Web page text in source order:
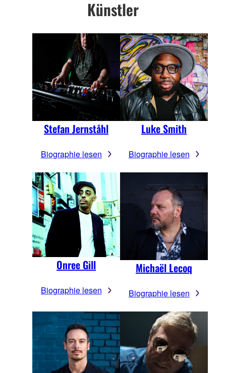
Künstler
Stefan Jernståhl
Biographie lesen
Luke Smith
Biographie lesen
Onree Gill
Biographie lesen
Michaël Lecoq
Biographie lesen